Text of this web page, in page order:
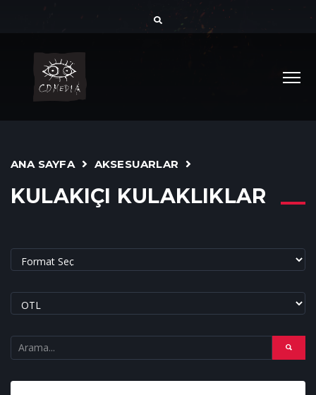
ANA SAYFA AKSESUARLAR
KULAKIÇI KULAKLIKLAR